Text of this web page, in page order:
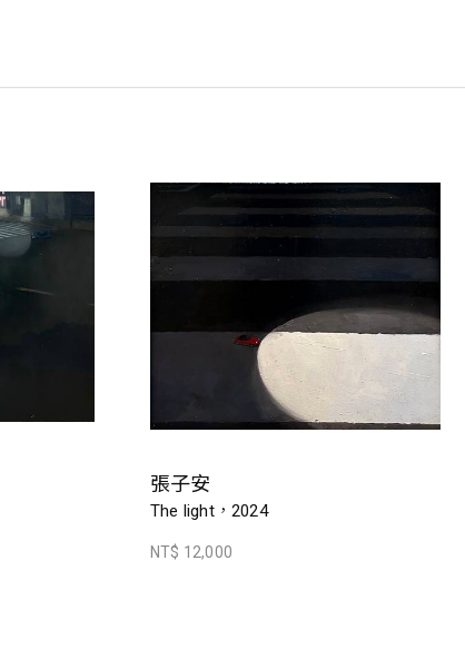
張子安
The light，2024
NT$ 12,000